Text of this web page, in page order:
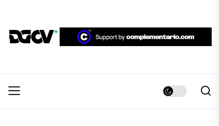
the
content
DGCV™